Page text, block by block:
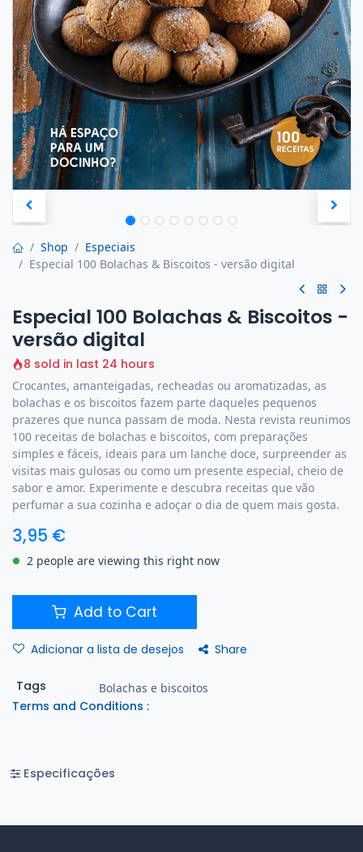
Shop
Especiais
Especial 100 Bolachas & Biscoitos - versão digital
Especial 100 Bolachas & Biscoitos -
versão digital
8 sold in last 24 hours
Crocantes, amanteigadas, recheadas ou aromatizadas, as
bolachas e os biscoitos fazem parte daqueles pequenos
prazeres que nunca passam de moda. Nesta revista reunimos
100 receitas de bolachas e biscoitos, com preparações
simples e fáceis, ideais para um lanche doce, surpreender as
visitas mais gulosas ou como um presente especial, cheio de
sabor e amor. Experimente e descubra receitas que vão
perfumar a sua cozinha e adoçar o dia de quem mais gosta.
3,95 €
2 people are viewing this right now
Add to Cart
Adicionar a lista de desejos Share
Tags Bolachas e biscoitos
Terms and Conditions :
Especificações